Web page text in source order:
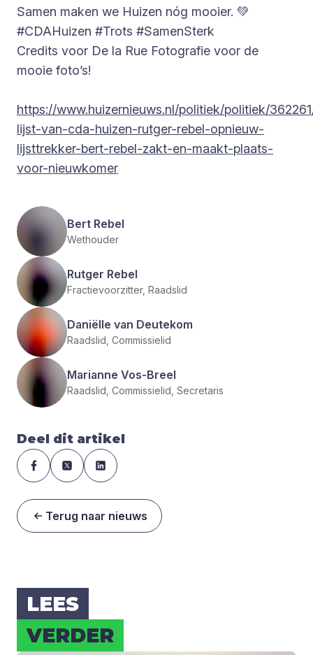
Samen maken we Huizen nóg mooier. 💚
#CDAHuizen #Trots #SamenSterk
Credits voor De la Rue Fotografie voor de
mooie foto’s!
https://www.huizernieuws.nl/politiek/politiek/
lijst-van-cda-huizen-rutger-rebel-opnieuw-
lijsttrekker-bert-rebel-zakt-en-maakt-plaats-
voor-nieuwkomer
Bert Rebel
Wethouder
Rutger Rebel
Fractievoorzitter, Raadslid
Daniëlle van Deutekom
Raadslid, Commissielid
Marianne Vos-Breel
Raadslid, Commissielid, Secretaris
Deel dit artikel
Terug naar nieuws
LEES
VER­DER